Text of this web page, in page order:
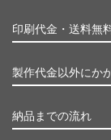
印刷代金・送料無
製作代金以外にか
納品までの流れ